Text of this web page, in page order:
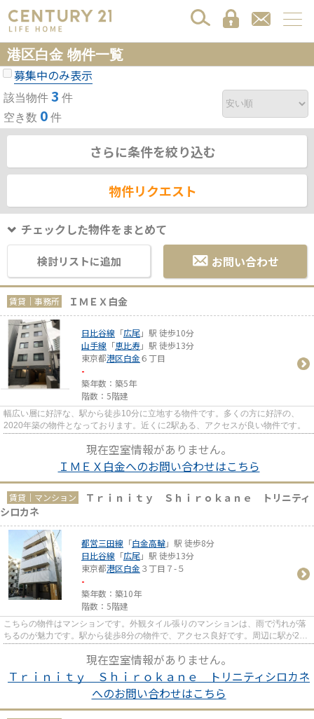
港区白金 物件一覧
募集中のみ表示
該当物件 3 件
空き数 0 件
さらに条件を絞り込む
物件リクエスト
チェックした物件をまとめて
検討リストに追加 お問い合わせ
賃貸｜事務所 ＩＭＥＸ白金
日比谷線 「広尾」駅 徒歩10分
山手線 「恵比寿」駅 徒歩13分
東京都港区白金６丁目
-
築年数：築5年
階数：5階建
幅広い層に好評な、駅から徒歩10分に立地する物件です。多くの方に好評の、
2020年築の物件となっております。近くに2駅ある、アクセスが良い物件です。
現在空室情報がありません。
ＩＭＥＸ白金へのお問い合わせはこちら
賃貸｜マンション
Ｔｒｉｎｉｔｙ Ｓｈｉｒｏｋａｎｅ トリニティ
シロカネ
都営三田線 「白金高輪」駅 徒歩8分
日比谷線 「広尾」駅 徒歩13分
東京都港区白金 ３丁目７-５
-
築年数：築10年
階数：5階建
こちらの物件はマンションです。外観タイル張りのマンションは、雨で汚れが落
ちるのが魅力です。駅から徒歩8分の物件で、アクセス良好です。周辺に駅が2つ
現在空室情報がありません。
Ｔｒｉｎｉｔｙ Ｓｈｉｒｏｋａｎｅ トリニティシロカネ
へのお問い合わせはこちら